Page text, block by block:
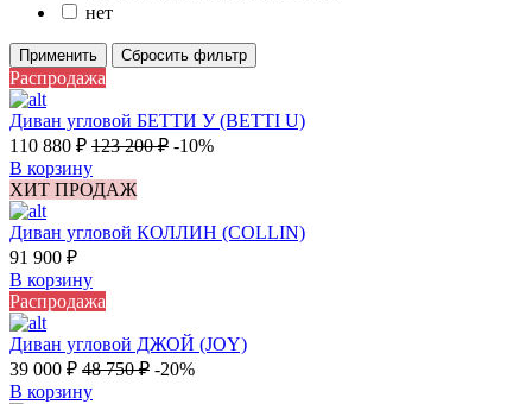
нет
Применить Сбросить фильтр
Распродажа
Диван угловой БЕТТИ У (BETTI U)
110 880 ₽ 123 200₽ -10%
В корзину
ХИТ ПРОДАЖ
Диван угловой КОЛЛИН (COLLIN)
91 900 ₽
В корзину
Распродажа
Диван угловой ДЖОЙ (JOY)
39 000 ₽ 48 750₽ -20%
В корзину